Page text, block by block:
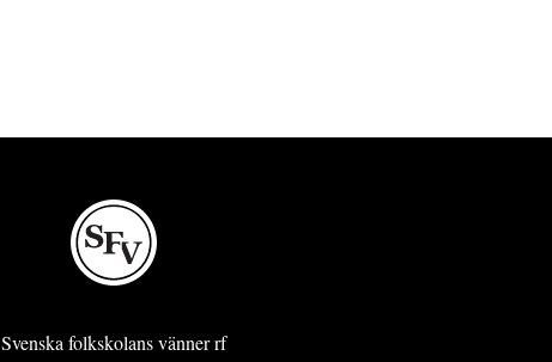
Svenska folkskolans vänner rf